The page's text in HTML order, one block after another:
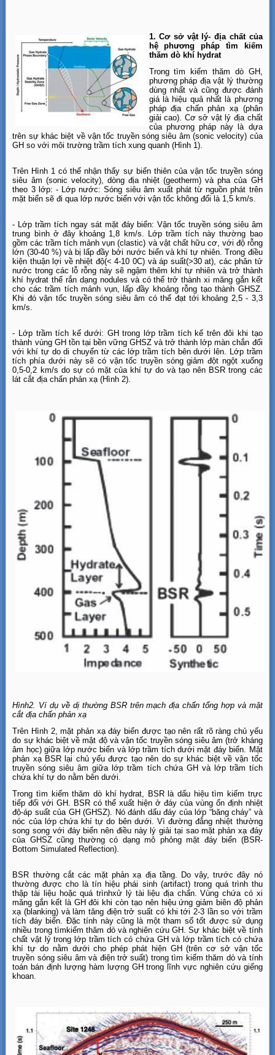
1. Cơ sở vật lý- địa chất của
hệ phương pháp tìm kiếm
thăm dò khí hydrat
Trong tìm kiếm thăm dò GH,
phương pháp địa vật lý thường
dùng nhất và cũng được đánh
giá là hiệu quả nhất là phương
pháp địa chấn phản xạ (phân
giải cao). Cơ sở vật lý địa chất
của phương pháp này là dựa
trên sự khác biệt về vận tốc truyền sóng siêu âm (sonic velocity) của
GH so với môi trường trầm tích xung quanh (Hình 1).
Trên Hình 1 có thể nhận thấy sự biến thiên của vận tốc truyền sóng
siêu âm (sonic velocity), dòng địa nhiệt (geotherm) và pha của GH
theo 3 lớp: - Lớp nước: Sóng siêu âm xuất phát từ nguồn phát trên
mặt biển sẽ đi qua lớp nước biển với vận tốc không đổi là 1,5 km/s.
- Lớp trầm tích ngay sát mặt đáy biển: Vận tốc truyền sóng siêu âm
trung bình ở đây khoảng 1,8 km/s. Lớp trầm tích này thường bao
gồm các trầm tích mảnh vụn (clastic) và vật chất hữu cơ, với độ rỗng
lớn (30-40 %) và bị lấp đầy bởi nước biển và khí tự nhiên. Trong điều
kiện thuận lợi về nhiệt độ(< 4-10 0C) và áp suất(>30 at), các phân tử
nước trong các lỗ rỗng này sẽ ngậm thêm khí tự nhiên và trở thành
khí hydrat thể rắn dạng nodules và có thể trở thành xi măng gắn kết
cho các trầm tích mảnh vụn, lấp đầy khoảng rỗng tạo thành GHSZ.
Khi đó vận tốc truyền sóng siêu âm có thể đạt tới khoảng 2,5 - 3,3
km/s.
- Lớp trầm tích kế dưới: GH trong lớp trầm tích kế trên đôi khi tạo
thành vùng GH tồn tại bền vững GHSZ và trở thành lớp màn chắn đối
với khí tự do di chuyển từ các lớp trầm tích bên dưới lên. Lớp trầm
tích phía dưới này sẽ có vận tốc truyền sóng giảm đột ngột xuống
0,5-0,2 km/s do sự có mặt của khí tự do và tạo nên BSR trong các
lát cắt địa chấn phản xạ (Hình 2).
Hình2. Ví dụ về dị thường BSR trên mạch địa chấn tổng hợp và mặt
cắt địa chấn phản xạ
Trên Hình 2, mặt phản xạ đáy biển được tạo nên rất rõ ràng chủ yếu
do sự khác biệt về mật độ và vận tốc truyền sóng siêu âm (trở kháng
âm học) giữa lớp nước biển và lớp trầm tích dưới mặt đáy biển. Mặt
phản xạ BSR lại chủ yếu được tạo nên do sự khác biệt về vận tốc
truyền sóng siêu âm giữa lớp trầm tích chứa GH và lớp trầm tích
chứa khí tự do nằm bên dưới.
Trong tìm kiếm thăm dò khí hydrat, BSR là dấu hiệu tìm kiếm trực
tiếp đối với GH. BSR có thể xuất hiện ở đáy của vùng ổn định nhiệt
độ-áp suất của GH (GHSZ). Nó đánh dấu đáy của lớp “băng cháy” và
nóc của lớp chứa khí tự do bên dưới. Vì đường đẳng nhiệt thường
song song với đáy biển nên điều này lý giải tại sao mặt phản xạ đáy
của GHSZ cũng thường có dạng mô phỏng mặt đáy biển (BSR-
Bottom Simulated Reflection).
BSR thường cắt các mặt phản xạ địa tầng. Do vậy, trước đây nó
thường được cho là tín hiệu phái sinh (artifact) trong quá trình thu
thập tài liệu hoặc quá trìnhxử lý tài liệu địa chấn. Vùng chứa có xi
măng gắn kết là GH đôi khi còn tạo nên hiệu ứng giảm biên độ phản
xạ (blanking) và làm tăng điện trở suất có khi tới 2-3 lần so với trầm
tích đáy biển. Đặc tính này cũng là một tham số tốt được sử dụng
nhiều trong tìmkiếm thăm dò và nghiên cứu GH. Sự khác biệt về tính
chất vật lý trong lớp trầm tích có chứa GH và lớp trầm tích có chứa
khí tự do nằm dưới cho phép phát hiện GH (trên cơ sở vận tốc
truyền sóng siêu âm và điện trở suất) trong tìm kiếm thăm dò và tính
toán bán định lượng hàm lượng GH trong lĩnh vực nghiên cứu giếng
khoan.